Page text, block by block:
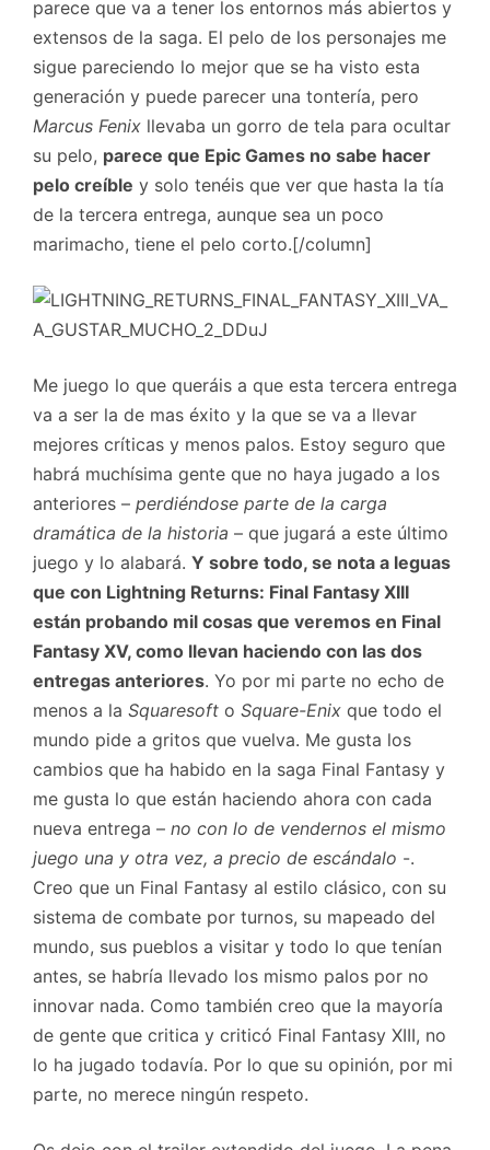
parece que va a tener los entornos más abiertos y
extensos de la saga. El pelo de los personajes me
sigue pareciendo lo mejor que se ha visto esta
generación y puede parecer una tontería, pero
Marcus Fenix llevaba un gorro de tela para ocultar
su pelo, parece que Epic Games no sabe hacer
pelo creíble y solo tenéis que ver que hasta la tía
de la tercera entrega, aunque sea un poco
marimacho, tiene el pelo corto.[/column]
Me juego lo que queráis a que esta tercera entrega
va a ser la de mas éxito y la que se va a llevar
mejores críticas y menos palos. Estoy seguro que
habrá muchísima gente que no haya jugado a los
anteriores – perdiéndose parte de la carga
dramática de la historia – que jugará a este último
juego y lo alabará. Y sobre todo, se nota a leguas
que con Lightning Returns: Final Fantasy XIII
están probando mil cosas que veremos en Final
Fantasy XV, como llevan haciendo con las dos
entregas anteriores. Yo por mi parte no echo de
menos a la Squaresoft o Square-Enix que todo el
mundo pide a gritos que vuelva. Me gusta los
cambios que ha habido en la saga Final Fantasy y
me gusta lo que están haciendo ahora con cada
nueva entrega – no con lo de vendernos el mismo
juego una y otra vez, a precio de escándalo -.
Creo que un Final Fantasy al estilo clásico, con su
sistema de combate por turnos, su mapeado del
mundo, sus pueblos a visitar y todo lo que tenían
antes, se habría llevado los mismo palos por no
innovar nada. Como también creo que la mayoría
de gente que critica y criticó Final Fantasy XIII, no
lo ha jugado todavía. Por lo que su opinión, por mi
parte, no merece ningún respeto.